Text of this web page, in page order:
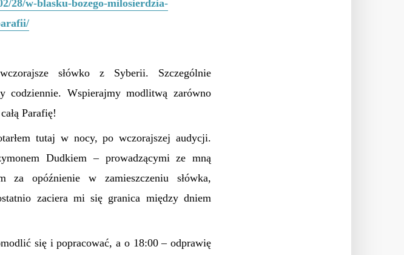
28/w-blasku-bozego-milosierdzia-
słówko z Syberii. Szczególnie
Wspierajmy modlitwą zarówno
Parafię!
tutaj w nocy, po wczorajszej audycji.
Dudkiem – prowadzącymi ze mną
za opóźnienie w zamieszczeniu słówka,
zaciera mi się granica między dniem
się i popracować, a o 18:00 – odprawię